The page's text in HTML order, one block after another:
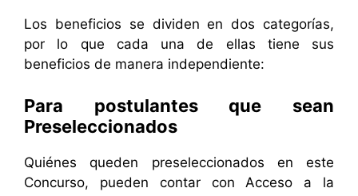
Los beneficios se dividen en dos categorías,
por lo que cada una de ellas tiene sus
beneficios de manera independiente:
Para postulantes que sean
Preseleccionados
Quiénes queden preseleccionados en este
Concurso, pueden contar con Acceso a la